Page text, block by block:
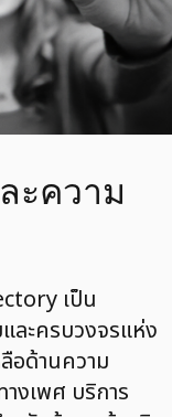
ะความ
เป็น
ละครบวงจรแห่ง
อด้านความ
งเพศ บริการ